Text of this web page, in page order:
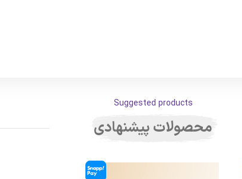
Suggested products
محصولات پیشنهادی